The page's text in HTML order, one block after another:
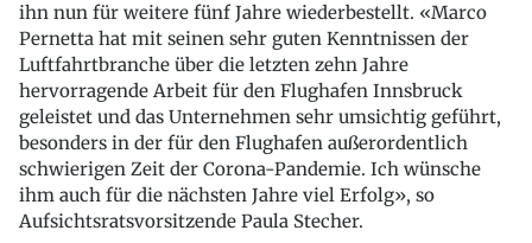
ihn nun für weitere fünf Jahre wiederbestellt. «Marco
Pernetta hat mit seinen sehr guten Kenntnissen der
Luftfahrtbranche über die letzten zehn Jahre
hervorragende Arbeit für den Flughafen Innsbruck
geleistet und das Unternehmen sehr umsichtig geführt,
besonders in der für den Flughafen außerordentlich
schwierigen Zeit der Corona-Pandemie. Ich wünsche
ihm auch für die nächsten Jahre viel Erfolg», so
Aufsichtsratsvorsitzende Paula Stecher.